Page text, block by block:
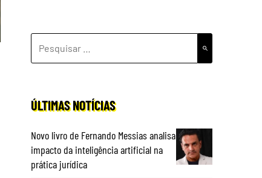
POR:
ÚLTIMAS NOTÍCIAS
Novo livro de Fernando Messias analisa
impacto da inteligência artificial na
prática jurídica